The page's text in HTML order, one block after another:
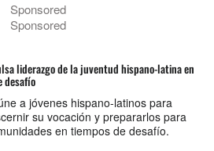
Sponsored
Sponsored
liderazgo de la juventud hispano-latina en
desafío
a jóvenes hispano-latinos para
su vocación y prepararlos para
en tiempos de desafío.